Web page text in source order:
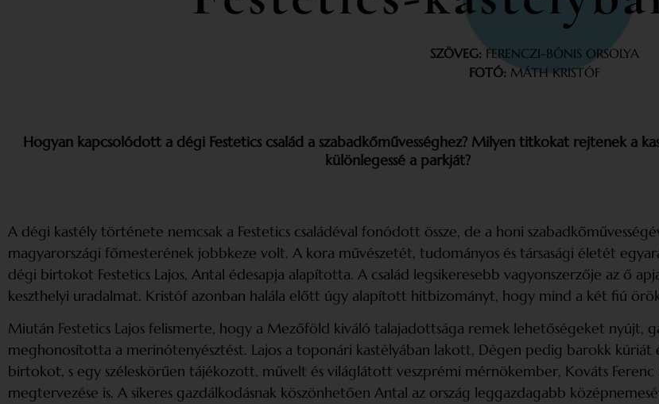
SZÖVEG: FERENCZI-BÓNIS ORSOLYA
FOTÓ: MÁTH KRISTÓF
Hogyan kapcsolódott a dégi Festetics család a szabadkőművességhez? Milyen titkokat rejtenek a
különlegessé a parkját?
A dégi kastély története nemcsak a Festetics családéval fonódott össze, de a honi
magyarországi főmesterének jobbkeze volt. A kora művészetét, tudományos és társasági életét
dégi birtokot Festetics Lajos, Antal édesapja alapította. A család legsikeresebb vagyonszerzője az ő
keszthelyi uradalmat. Kristóf azonban halála előtt úgy alapított hitbizományt, hogy mind a két fiú
Miután Festetics Lajos felismerte, hogy a Mezőföld kiváló talajadottsága remek lehetőségeket nyújt,
meghonosította a merinótenyésztést. Lajos a toponári kastélyában lakott, Dégen pedig barokk
birtokot, s egy széleskörűen tájékozott, művelt és világlátott veszprémi mérnökember, Kováts
megtervezése is. A sikeres gazdálkodásnak köszönhetően Antal az ország leggazdagabb